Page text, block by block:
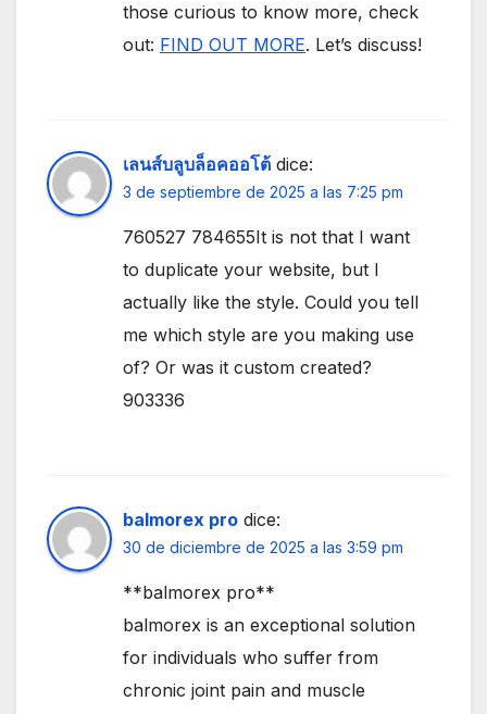
those curious to know more, check
out: FIND OUT MORE. Let’s discuss!
เลนส์บลูบล็อคออโต้ dice:
3 de septiembre de 2025 a las 7:25 pm
760527 784655It is not that I want
to duplicate your website, but I
actually like the style. Could you tell
me which style are you making use
of? Or was it custom created?
903336
balmorex pro dice:
30 de diciembre de 2025 a las 3:59 pm
**balmorex pro**
balmorex is an exceptional solution
for individuals who suffer from
chronic joint pain and muscle